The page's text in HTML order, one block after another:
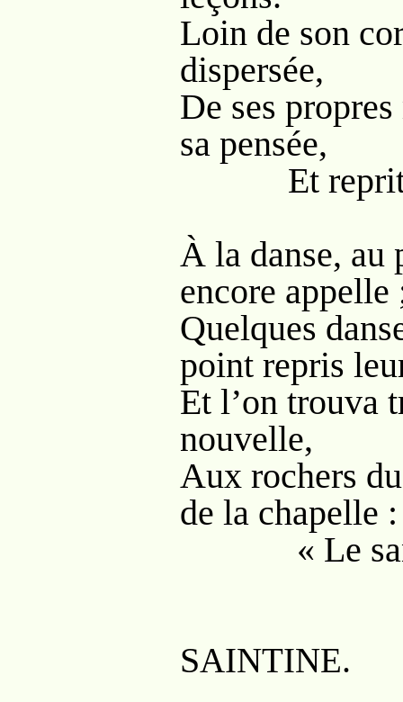
Loin de son
dispersée,
De ses
sa pensée,
Et reprit
À la danse, au
encore appelle
Quelques
point repris
Et l’on trouva
nouvelle,
Aux rochers
de la chapelle :
« Le sang
SAINTINE.